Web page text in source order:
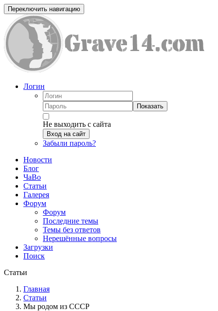
Переключить навигацию
Логин
Показать
Не выходить с сайта
Вход на сайт
Забыли пароль?
Новости
Блог
ЧаВо
Статьи
Галерея
Форум
Форум
Последние темы
Темы без ответов
Нерешённые вопросы
Загрузки
Поиск
Статьи
Главная
Статьи
Мы родом из СССР